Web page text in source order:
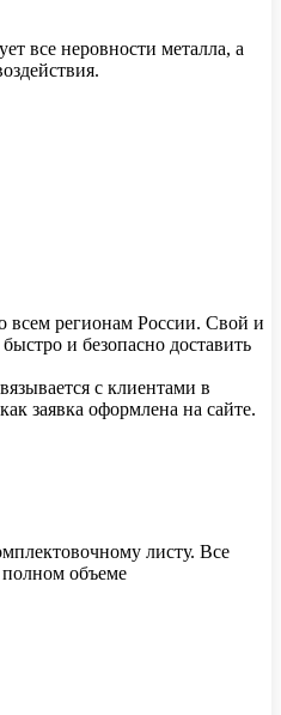
все неровности металла, а
всем регионам России. Свой и
и безопасно доставить
с клиентами в
заявка оформлена на сайте.
листу. Все
объеме